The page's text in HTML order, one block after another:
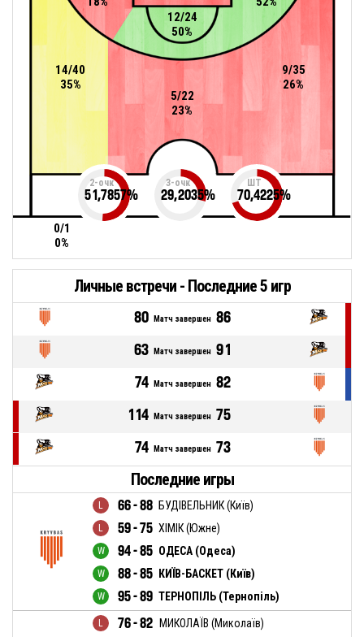
12/24
50%
0/1
0%
5/22
23%
14/40
35%
9/35
26%
2-очк
51,7857%
3-очк
29,2035%
ШТ
70,4225%
Личные встречи - Последние 5 игр
80 Матч завершен 86
63
Матч завершен
91
74
Матч завершен 82
114
Матч завершен
75
74
Матч завершен 73
Последние игры
66 - 88 БУДІВЕЛЬНИК (Київ)
59 - 75 ХІМІК (Южне)
94 - 85 ОДЕСА (Одеса)
88 - 85 КИЇВ-БАСКЕТ (Київ)
95 - 89 ТЕРНОПІЛЬ (Тернопіль)
76 - 82 МИКОЛАЇВ (Миколаїв)